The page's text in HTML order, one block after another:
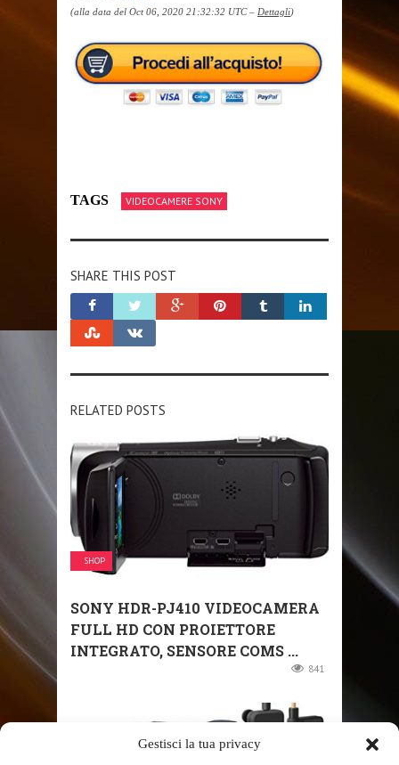
Gestisci la tua privacy
(alla data del Oct 06, 2020 21:32:32 UTC – Dettagli)
TAGS VIDEOCAMERE SONY
SHARE THIS POST
RELATED POSTS
SHOP
SONY HDR-PJ410 VIDEOCAMERA
FULL HD CON PROIETTORE
INTEGRATO, SENSORE COMS ...
841